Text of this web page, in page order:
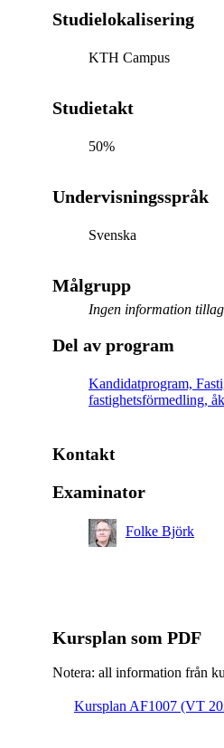
Studielokalisering
KTH Campus
Studietakt
50%
Undervisningsspråk
Svenska
Målgrupp
Ingen information
Del av program
Kandidatprogram,
fastighetsförmedling,
Kontakt
Examinator
Folke Björk
Kursplan som PDF
Notera: all information från
Kursplan AF1007 (VT